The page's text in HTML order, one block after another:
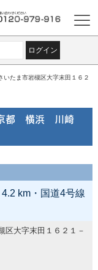
ログイン
いたま市岩槻区大字末田１６２
都 横浜 川崎
km・国道4号線
大字末田１６２１－